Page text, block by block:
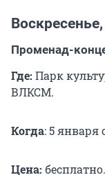
Променад-
Где: Парк
ВЛКСМ.
Когда: 5 января
Цена: бесплатно.